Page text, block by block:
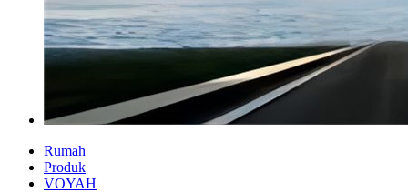
Rumah
Produk
VOYAH